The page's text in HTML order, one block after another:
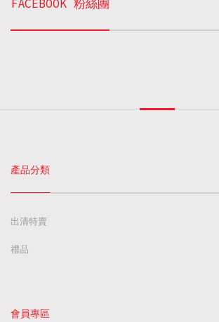
FACEBOOK 粉絲團
產品分類
出清特賣
禮品
會員專區